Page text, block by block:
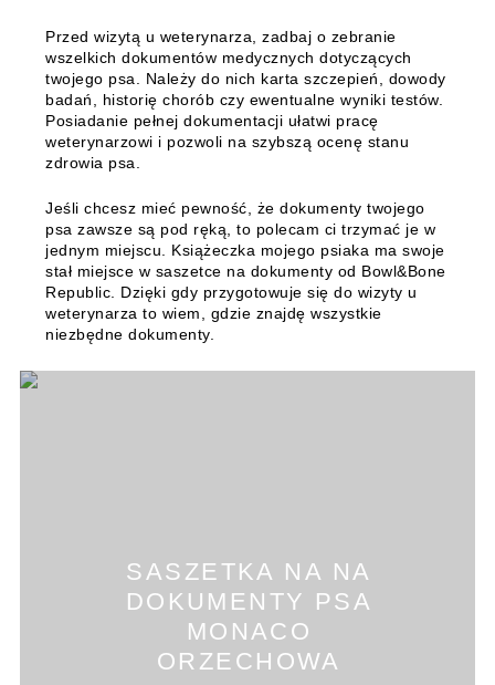
Przed wizytą u weterynarza, zadbaj o zebranie
wszelkich dokumentów medycznych dotyczących
twojego psa. Należy do nich karta szczepień, dowody
badań, historię chorób czy ewentualne wyniki testów.
Posiadanie pełnej dokumentacji ułatwi pracę
weterynarzowi i pozwoli na szybszą ocenę stanu
zdrowia psa.
Jeśli chcesz mieć pewność, że dokumenty twojego
psa zawsze są pod ręką, to polecam ci trzymać je w
jednym miejscu. Książeczka mojego psiaka ma swoje
stał miejsce w saszetce na dokumenty od Bowl&Bone
Republic. Dzięki gdy przygotowuje się do wizyty u
weterynarza to wiem, gdzie znajdę wszystkie
niezbędne dokumenty.
SASZETKA NA NA
DOKUMENTY PSA
MONACO
ORZECHOWA